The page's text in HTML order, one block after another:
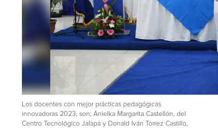
Los docentes con mejor prácticas pedagógicas
innovadoras 2023, son; Anielka Margarita Castellón, del
Centro Tecnológico Jalapa y Donald Iván Torrez Castillo,